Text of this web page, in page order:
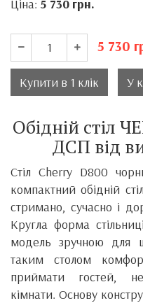
Ціна: 5 730 грн.
5 730
Купити в 1 клік У
Обідній стіл
ДСП від
Стіл Cherry D800
компактний обідній
стримано, сучасно і
Кругла форма
модель зручною для
таким столом
приймати гостей,
кімнати. Основу